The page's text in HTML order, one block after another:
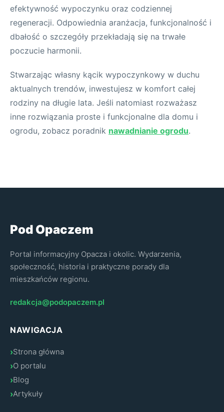
efektywność wypoczynku oraz codziennej
regeneracji. Odpowiednia aranżacja, funkcjonalność i
dbałość o szczegóły przekładają się na trwałe
poczucie harmonii.
Stwarzając własny kącik wypoczynkowy w duchu
aktualnych trendów, inwestujesz w komfort całej
rodziny na długie lata. Jeśli natomiast rozważasz
inne rozwiązania proste i funkcjonalne dla domu i
ogrodu, zobacz poradnik nawadnianie ogrodu.
Pod Opaczem
Portal informacyjny Opacza i okolic. Wydarzenia,
społeczność, historia i praktyczne porady dla
mieszkańców regionu.
redakcja@podopaczem.pl
NAWIGACJA
Strona główna
O portalu
Blog
Artykuły